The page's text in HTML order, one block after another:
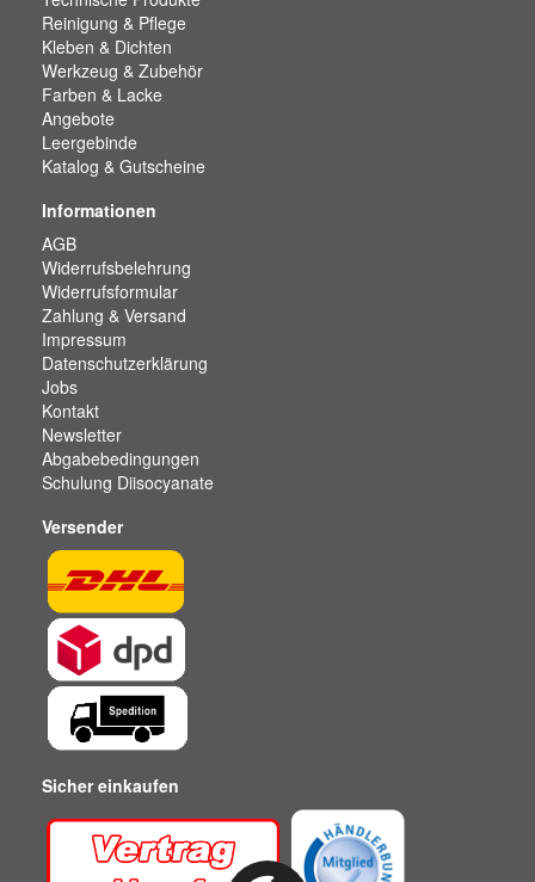
Reinigung & Pflege
Kleben & Dichten
Werkzeug & Zubehör
Farben & Lacke
Angebote
Leergebinde
Katalog & Gutscheine
Informationen
AGB
Widerrufsbelehrung
Widerrufsformular
Zahlung & Versand
Impressum
Datenschutzerklärung
Jobs
Kontakt
Newsletter
Abgabebedingungen
Schulung Diisocyanate
Versender
Sicher einkaufen